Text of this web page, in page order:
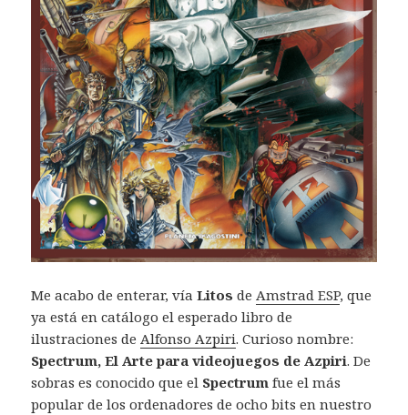
Me acabo de enterar, víaLitos de Amstrad ESP, que
ya está en catálogo el esperado libro de
ilustraciones de Alfonso Azpiri. Curioso nombre:
Spectrum, El Arte para videojuegos de Azpiri. De
sobras es conocido que el Spectrum fue el más
popular de los ordenadores de ocho bits en nuestro